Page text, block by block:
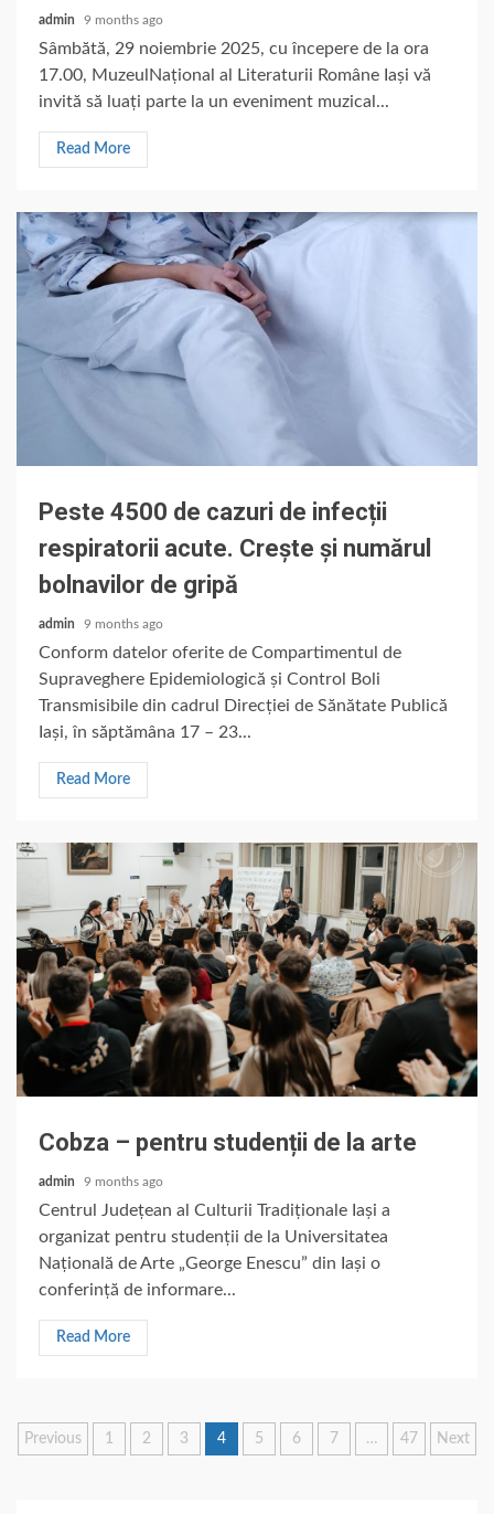
admin 9 months ago
Sâmbătă, 29 noiembrie 2025, cu începere de la ora
17.00, MuzeulNațional al Literaturii Române Iași vă
invită să luați parte la un eveniment muzical...
Read More
Peste 4500 de cazuri de infecții
respiratorii acute. Crește și numărul
bolnavilor de gripă
admin 9 months ago
Conform datelor oferite de Compartimentul de
Supraveghere Epidemiologică și Control Boli
Transmisibile din cadrul Direcției de Sănătate Publică
Iași, în săptămâna 17 – 23...
Read More
Cobza – pentru studenții de la arte
admin 9 months ago
Centrul Județean al Culturii Tradiționale Iași a
organizat pentru studenții de la Universitatea
Națională de Arte „George Enescu” din Iași o
conferință de informare...
Read More
Posts
Previous 1 2 3 4 5 6 7 … 47 Next